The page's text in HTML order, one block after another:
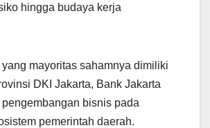
hingga budaya kerja
mayoritas sahamnya dimiliki
DKI Jakarta, Bank Jakarta
bisnis pada
pemerintah daerah.